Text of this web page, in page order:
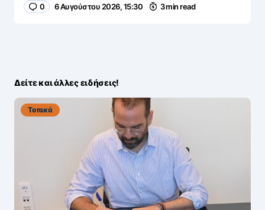
0 6 Αυγούστου 2026, 15:30 3 min read
Δείτε και άλλες ειδήσεις!
Τοπικά